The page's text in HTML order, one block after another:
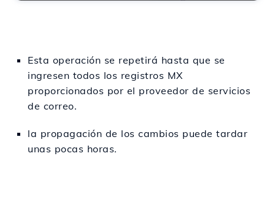
Esta operación se repetirá hasta que se
ingresen todos los registros MX
proporcionados por el proveedor de servicios
de correo.
la propagación de los cambios puede tardar
unas pocas horas.